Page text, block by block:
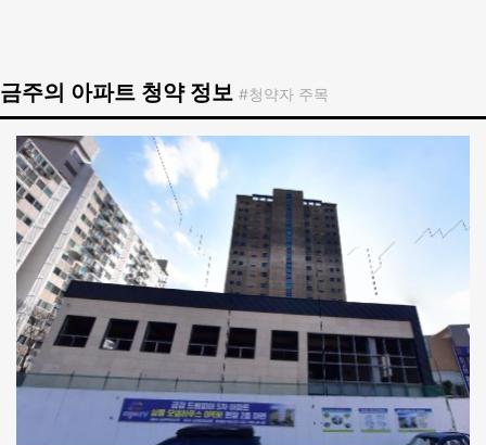
금주의 아파트 청약 정보 #청약자 주목